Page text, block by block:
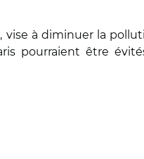
à diminuer la
pourraient être